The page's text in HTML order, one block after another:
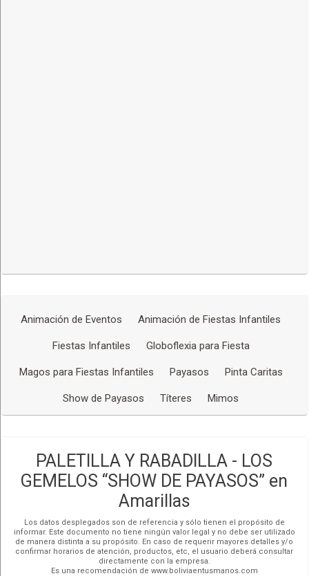
Animación de Eventos Animación de Fiestas Infantiles
Fiestas Infantiles Globoflexia para Fiesta
Magos para Fiestas Infantiles Payasos Pinta Caritas
Show de Payasos Títeres Mimos
PALETILLA Y RABADILLA - LOS
GEMELOS “SHOW DE PAYASOS” en
Amarillas
Los datos desplegados son de referencia y sólo tienen el propósito de
informar. Este documento no tiene ningún valor legal y no debe ser utilizado
de manera distinta a su propósito. En caso de requerir mayores detalles y/o
confirmar horarios de atención, productos, etc, el usuario deberá consultar
directamente con la empresa.
Es una recomendación de www.boliviaentusmanos.com